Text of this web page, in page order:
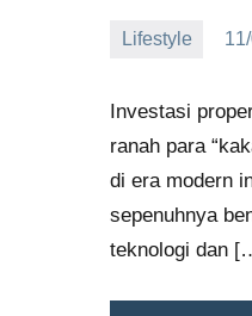
Lifestyle
Investasi
ranah para
di era modern
sepenuhnya
teknologi dan